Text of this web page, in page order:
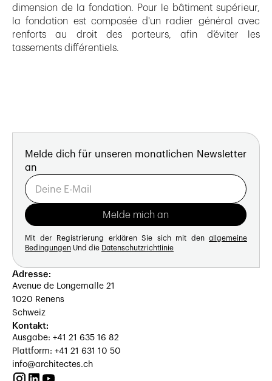
dimension de la fondation. Pour le bâtiment supérieur,
la fondation est composée d'un radier général avec
renforts au droit des porteurs, afin d’éviter les
tassements différentiels.
Melde dich für unseren monatlichen Newsletter
an
Mit der Registrierung erklären Sie sich mit den allgemeine
Bedingungen Und die Datenschutzrichtlinie
Adresse:
Avenue de Longemalle 21
1020 Renens
Schweiz
Kontakt:
Ausgabe: +41 21 635 16 82
Plattform: +41 21 631 10 50
info@architectes.ch